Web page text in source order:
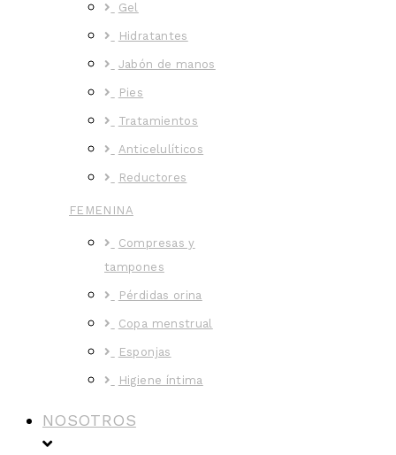
Gel
Hidratantes
Jabón de manos
Pies
Tratamientos
Anticelulíticos
Reductores
FEMENINA
Compresas y
tampones
Pérdidas orina
Copa menstrual
Esponjas
Higiene íntima
NOSOTROS